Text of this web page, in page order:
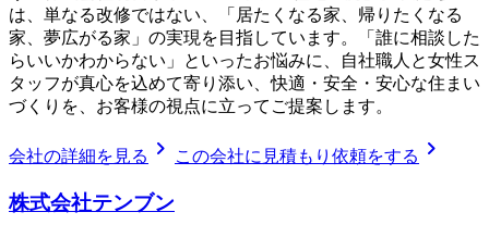
は、単なる改修ではない、「居たくなる家、帰りたくなる
家、夢広がる家」の実現を目指しています。「誰に相談した
らいいかわからない」といったお悩みに、自社職人と女性ス
タッフが真心を込めて寄り添い、快適・安全・安心な住まい
づくりを、お客様の視点に立ってご提案します。
会社の詳細を見る chevron_right この会社に見積もり依頼をする chevron_right
株式会社テンブン